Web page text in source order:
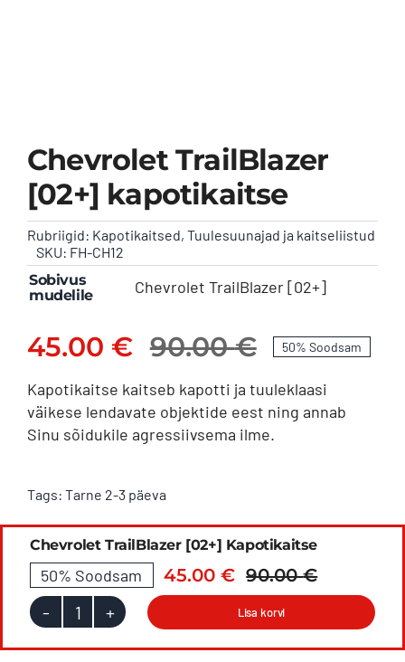
Chevrolet TrailBlazer
[02+] kapotikaitse
Rubriigid: Kapotikaitsed, Tuulesuunajad ja kaitseliistud
SKU: FH-CH12
Sobivus
mudelile
Chevrolet TrailBlazer [02+]
90.00€Algne
hind
oli:
45.00 €
Praegune
hind
on:
50% Soodsam
Kapotikaitse kaitseb kapotti ja tuuleklaasi
väikese lendavate objektide eest ning annab
Sinu sõidukile agressiivsema ilme.
Tags: Tarne 2-3 päeva
Chevrolet TrailBlazer [02+] Kapotikaitse
90.00€Algne
oli:
90.00 €.
45.00 €
on:
45.00 €.
50% Soodsam
Chevrolet
TrailBlazer
Lisa korvi